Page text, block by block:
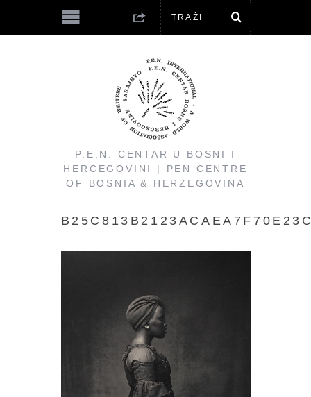
P.E.N. CENTAR U BOSNI I
HERCEGOVINI | PEN CENTRE
OF BOSNIA & HERZEGOVINA